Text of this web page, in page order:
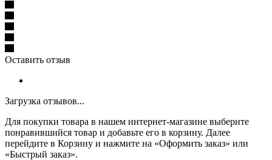
Оставить отзыв
Загрузка отзывов...
Для покупки товара в нашем интернет-магазине выберите
понравившийся товар и добавьте его в корзину. Далее
перейдите в Корзину и нажмите на «Оформить заказ» или
«Быстрый заказ».